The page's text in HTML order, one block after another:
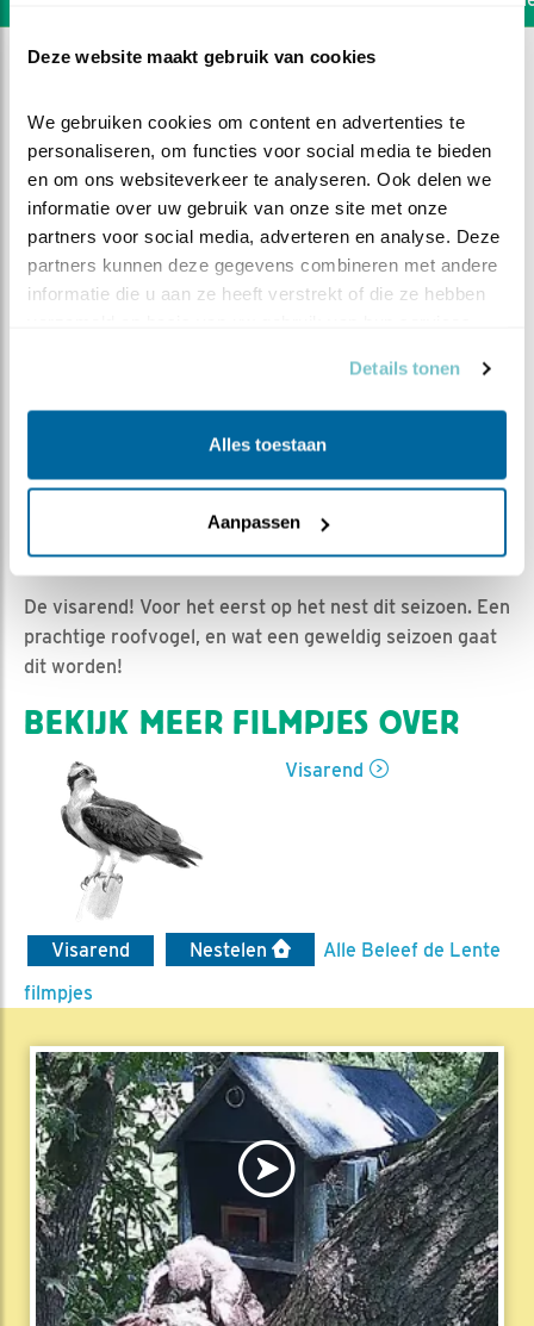
Deze website maakt gebruik van cookies
We gebruiken cookies om content en advertenties te
personaliseren, om functies voor social media te bieden
en om ons websiteverkeer te analyseren. Ook delen we
informatie over uw gebruik van onze site met onze
partners voor social media, adverteren en analyse. Deze
partners kunnen deze gegevens combineren met andere
informatie die u aan ze heeft verstrekt of die ze hebben
Details tonen
Alles toestaan
Aanpassen
Touchdown
Sam Reitsma | Geplaatst op 26 maart 2021, 12:40 |
Vind ik leuk| Bewaar dit filmpje|
1041x
De visarend! Voor het eerst op het nest dit seizoen. Een
prachtige roofvogel, en wat een geweldig seizoen gaat
dit worden!
BEKIJK MEER FILMPJES OVER
Visarend
Visarend Nestelen
Alle Beleef de Lente
filmpjes